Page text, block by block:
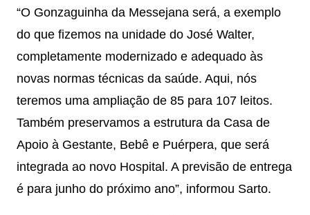
“O Gonzaguinha da Messejana será, a exemplo
do que fizemos na unidade do José Walter,
completamente modernizado e adequado às
novas normas técnicas da saúde. Aqui, nós
teremos uma ampliação de 85 para 107 leitos.
Também preservamos a estrutura da Casa de
Apoio à Gestante, Bebê e Puérpera, que será
integrada ao novo Hospital. A previsão de entrega
é para junho do próximo ano”, informou Sarto.